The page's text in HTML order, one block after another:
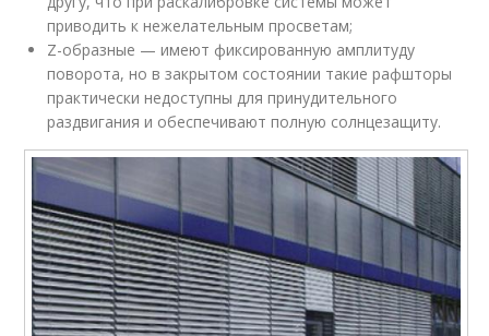
приводить к нежелательным просветам;
Z-образные — имеют фиксированную амплитуду
поворота, но в закрытом состоянии такие рафшторы
практически недоступны для принудительного
раздвигания и обеспечивают полную солнцезащиту.